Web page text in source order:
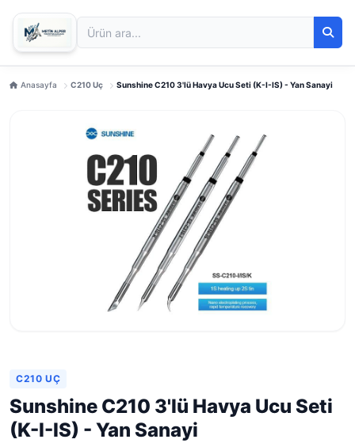
Anasayfa C210 Uç Sunshine C210 3'lü Havya Ucu Seti (K-I-IS) - Yan Sanayi
C210 UÇ
Sunshine C210 3'lü Havya Ucu Seti
(K-I-IS) - Yan Sanayi